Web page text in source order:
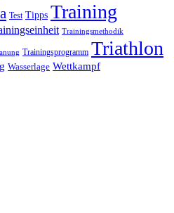
Test Tipps Training
Trainingsmethodik
Trainingsprogramm Triathlon
Wasserlage Wettkampf